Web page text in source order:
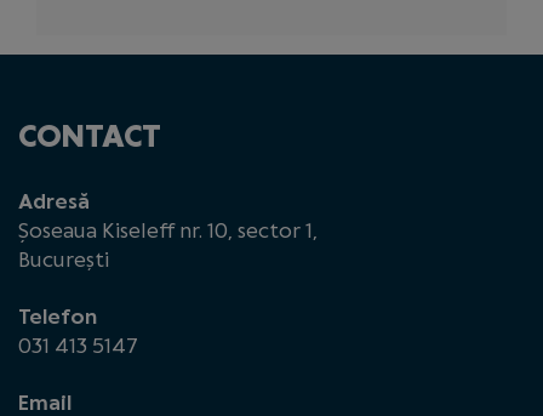
CONTACT
Adresă
Șoseaua Kiseleff nr. 10, sector 1,
București
Telefon
031 413 5147
Email